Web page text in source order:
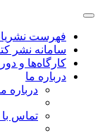
فهرست
سامانه نشر
کارگاه‌ها و
درباره ما
درباره
تماس با